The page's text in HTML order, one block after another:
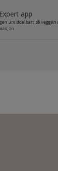
app
umiddelbart på veggen